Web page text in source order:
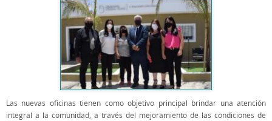
Las nuevas oficinas tienen como objetivo principal brindar una atención
integral a la comunidad, a través del mejoramiento de las condiciones de